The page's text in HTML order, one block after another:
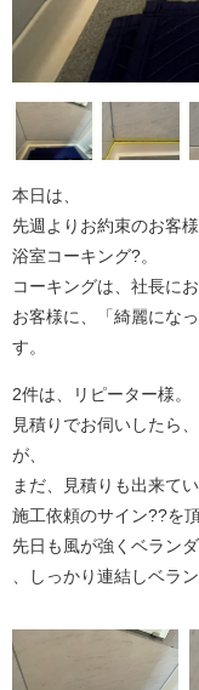
本日は、
先週よりお約束のお客様
浴室コーキング?。
コーキングは、社長に
お客様に、「綺麗にな
す。
2件は、リピーター様。
見積りでお伺いしたら
が、
まだ、見積りも出来て
施工依頼のサイン?️?を
先日も風が強くベラン
、しっかり連結しベラ